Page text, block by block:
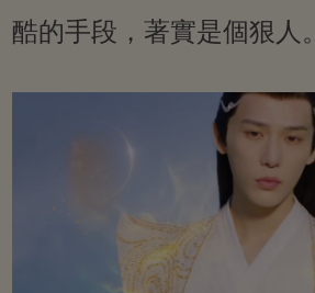
酷的手段，著實是個狠人。